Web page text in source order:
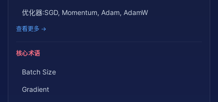
优化器:SGD, Momentum, Adam, AdamW
查看更多 →
核心术语
Batch Size
Gradient